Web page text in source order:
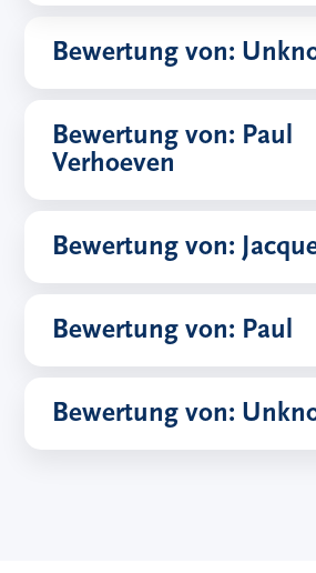
Bewertung von:
Bewertung von: Paul
Verhoeven
Bewertung von:
Bewertung von: Paul
Bewertung von: